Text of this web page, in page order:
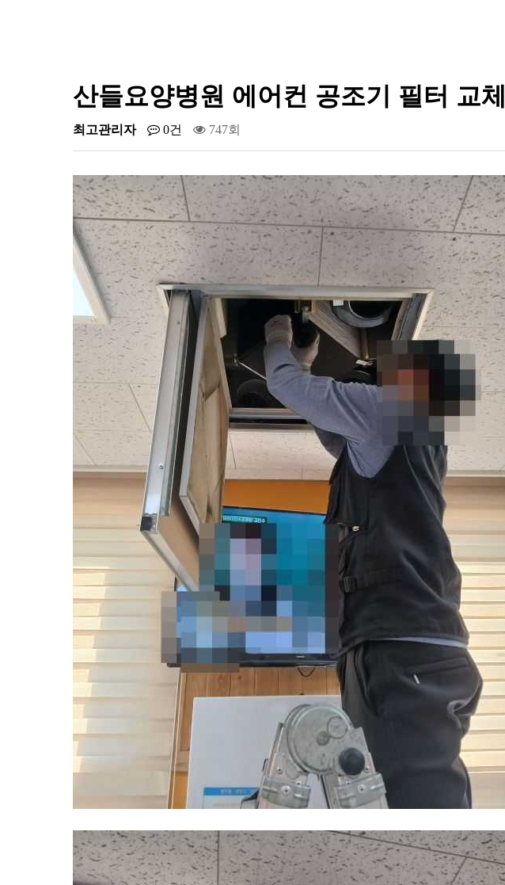
산들요양병원 에어컨 공조기 필터 교체
최고관리자 0건 747회